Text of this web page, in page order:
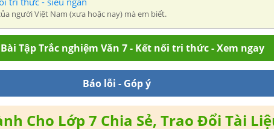
người Việt Nam (xưa hoặc nay) mà em biết.
Tập Trắc nghiệm Văn 7 - Kết nối tri thức - Xem ngay
Báo lỗi - Góp ý
Cho Lớp 7 Chia Sẻ, Trao Đổi Tài